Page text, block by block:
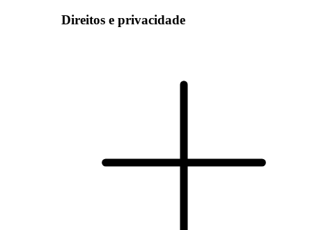
Direitos e privacidade